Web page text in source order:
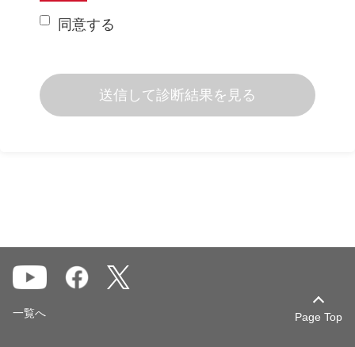
同意する
送信して診断結果を見る
Page Top
一覧へ